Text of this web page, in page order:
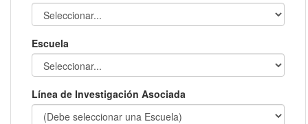
Escuela
Línea de Investigación Asociada